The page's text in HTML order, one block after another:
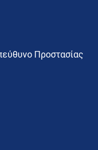
Προστασίας